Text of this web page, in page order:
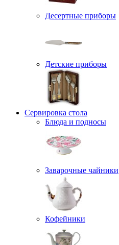
Десертные приборы
Детские приборы
Сервировка стола
Блюда и подносы
Заварочные чайники
Кофейники